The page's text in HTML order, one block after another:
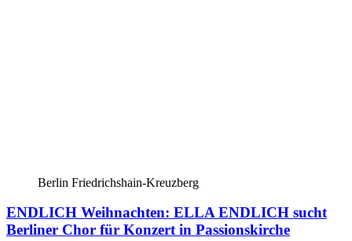
Berlin Friedrichshain-Kreuzberg
ENDLICH Weihnachten: ELLA ENDLICH sucht
Berliner Chor für Konzert in Passionskirche